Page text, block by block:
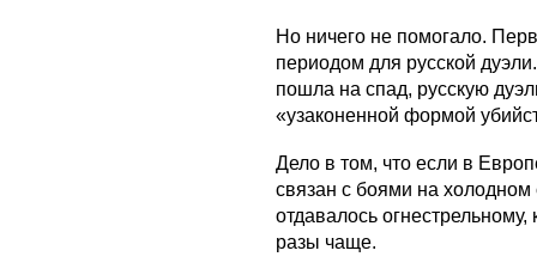
Но ничего не помогало.
периодом для русской
пошла на спад, русскую
«узаконенной формой
Дело в том, что если в
связан с боями на
отдавалось
разы чаще.